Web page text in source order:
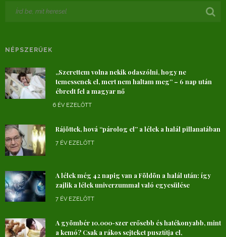
NÉPSZERŰEK
„Szerettem volna nekik odaszólni, hogy ne
temessenek el, mert nem haltam meg” – 6 nap után
ébredt fel a magyar nő
6 ÉV EZELŐTT
Rájöttek, hová “párolog el” a lélek a halál pillanatában
7 ÉV EZELŐTT
A lélek még 42 napig van a Földön a halál után: így
zajlik a lélek univerzummal való egyesülése
7 ÉV EZELŐTT
A gyömbér 10.000-szer erősebb és hatékonyabb, mint
a kemó? Csak a rákos sejteket pusztítja el,